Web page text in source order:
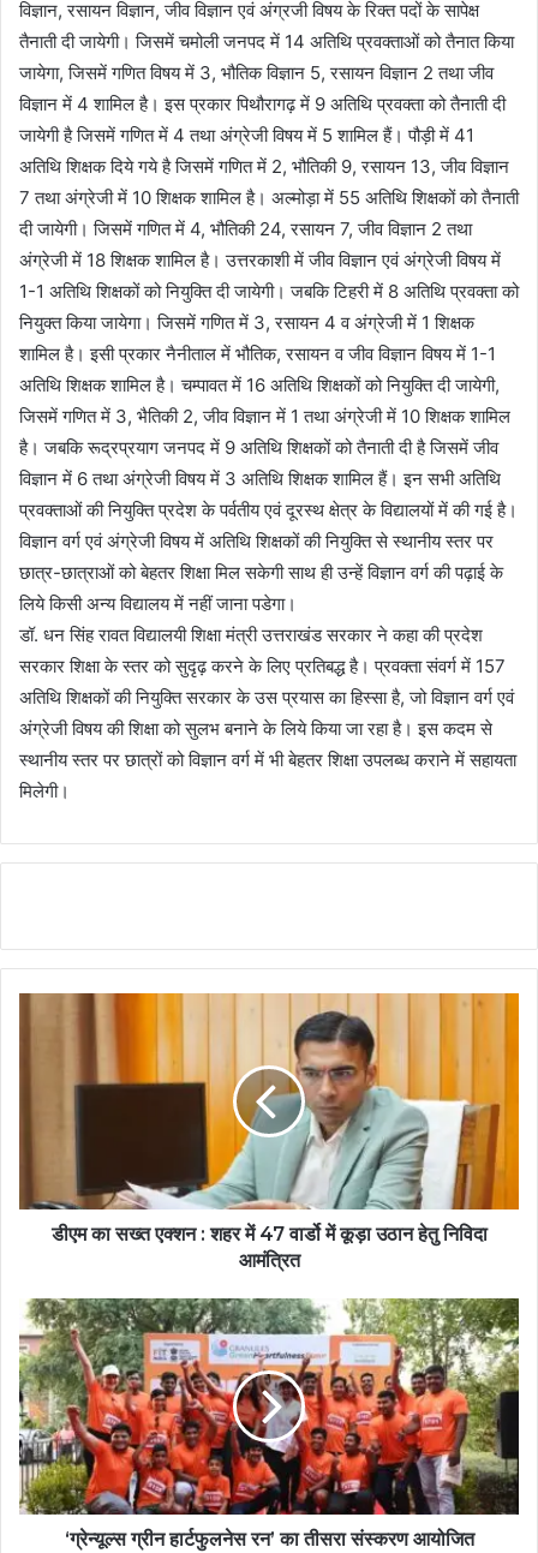
विज्ञान, रसायन विज्ञान, जीव विज्ञान एवं अंग्रजी विषय के रिक्त पदों के सापेक्ष
तैनाती दी जायेगी। जिसमें चमोली जनपद में 14 अतिथि प्रवक्ताओं को तैनात किया
जायेगा, जिसमें गणित विषय में 3, भौतिक विज्ञान 5, रसायन विज्ञान 2 तथा जीव
विज्ञान में 4 शामिल है। इस प्रकार पिथौरागढ़ में 9 अतिथि प्रवक्ता को तैनाती दी
जायेगी है जिसमें गणित में 4 तथा अंग्रेजी विषय में 5 शामिल हैं। पौड़ी में 41
अतिथि शिक्षक दिये गये है जिसमें गणित में 2, भौतिकी 9, रसायन 13, जीव विज्ञान
7 तथा अंग्रेजी में 10 शिक्षक शामिल है। अल्मोड़ा में 55 अतिथि शिक्षकों को तैनाती
दी जायेगी। जिसमें गणित में 4, भौतिकी 24, रसायन 7, जीव विज्ञान 2 तथा
अंग्रेजी में 18 शिक्षक शामिल है। उत्तरकाशी में जीव विज्ञान एवं अंग्रेजी विषय में
1-1 अतिथि शिक्षकों को नियुक्ति दी जायेगी। जबकि टिहरी में 8 अतिथि प्रवक्ता को
नियुक्त किया जायेगा। जिसमें गणित में 3, रसायन 4 व अंग्रेजी में 1 शिक्षक
शामिल है। इसी प्रकार नैनीताल में भौतिक, रसायन व जीव विज्ञान विषय में 1-1
अतिथि शिक्षक शामिल है। चम्पावत में 16 अतिथि शिक्षकों को नियुक्ति दी जायेगी,
जिसमें गणित में 3, भैतिकी 2, जीव विज्ञान में 1 तथा अंग्रेजी में 10 शिक्षक शामिल
है। जबकि रूद्रप्रयाग जनपद में 9 अतिथि शिक्षकों को तैनाती दी है जिसमें जीव
विज्ञान में 6 तथा अंग्रेजी विषय में 3 अतिथि शिक्षक शामिल हैं। इन सभी अतिथि
प्रवक्ताओं की नियुक्ति प्रदेश के पर्वतीय एवं दूरस्थ क्षेत्र के विद्यालयों में की गई है।
विज्ञान वर्ग एवं अंग्रेजी विषय में अतिथि शिक्षकों की नियुक्ति से स्थानीय स्तर पर
छात्र-छात्राओं को बेहतर शिक्षा मिल सकेगी साथ ही उन्हें विज्ञान वर्ग की पढ़ाई के
लिये किसी अन्य विद्यालय में नहीं जाना पडेगा।
डॉ. धन सिंह रावत विद्यालयी शिक्षा मंत्री उत्तराखंड सरकार ने कहा की प्रदेश
सरकार शिक्षा के स्तर को सुदृढ़ करने के लिए प्रतिबद्ध है। प्रवक्ता संवर्ग में 157
अतिथि शिक्षकों की नियुक्ति सरकार के उस प्रयास का हिस्सा है, जो विज्ञान वर्ग एवं
अंग्रेजी विषय की शिक्षा को सुलभ बनाने के लिये किया जा रहा है। इस कदम से
स्थानीय स्तर पर छात्रों को विज्ञान वर्ग में भी बेहतर शिक्षा उपलब्ध कराने में सहायता
मिलेगी।
डीएम का सख्त एक्शन : शहर में 47 वार्डो में कूड़ा उठान हेतु निविदा
आमंत्रित
‘ग्रेन्यूल्स ग्रीन हार्टफुलनेस रन’ का तीसरा संस्करण आयोजित